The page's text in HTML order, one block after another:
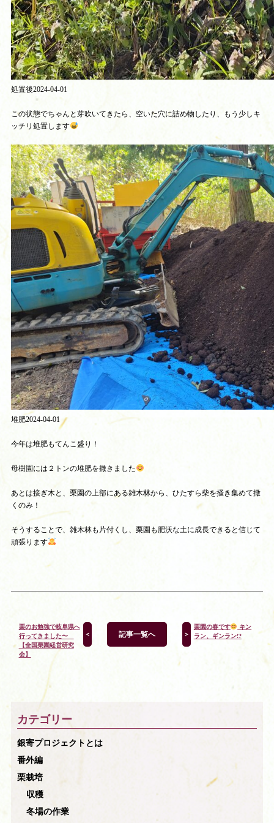
処置後2024-04-01
この状態でちゃんと芽吹いてきたら、空いた穴に詰め物したり、もう少しキ
ッチリ処置します
堆肥2024-04-01
今年は堆肥もてんこ盛り！
母樹園には２トンの堆肥を撒きました
あとは接ぎ木と、栗園の上部にある雑木林から、ひたすら柴を掻き集めて撒
くのみ！
そうすることで、雑木林も片付くし、栗園も肥沃な土に成長できると信じて
頑張ります
栗のお勉強で岐阜県へ
行ってきました〜
【全国栗園経営研究
会】
＜ 記事一覧へ ＞
栗園の春です
キン
ラン、ギンラン!?
カテゴリー
銀寄プロジェクトとは
番外編
栗栽培
収穫
冬場の作業